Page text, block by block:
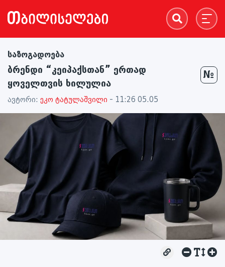
საზოგადოება
ბრენდი “კეიპაქსთან” ერთად
ყოველთვის ხილულია
№
ავტორი: ეკო ტატულაშვილი - 11:26 05.05